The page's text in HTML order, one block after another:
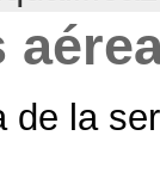
de la